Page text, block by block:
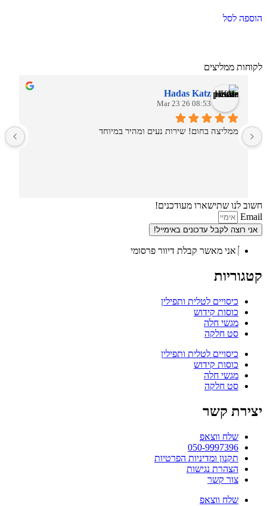
הוספה לסל
לקוחות ממליצים
Hadas Katz
08:53 26 Mar 23
ממליצה בחום! שירות נעים ומהיר במיוחד
חשוב לנו שתישארו מעודכנים!
Email
אני רוצה לקבל עדכונים באימייל!
אני מאשר קבלת דיוור פרסומי
קטגוריות
כיסויים לטלית ותפילין
כוסות קידוש
מגשי חלה
סט חלקה
כיסויים לטלית ותפילין
כוסות קידוש
מגשי חלה
סט חלקה
יצירת קשר
שלח ווצאפ
050-9997396
תקנון ומדיניות הפרטיות
הצהרת נגישות
צור קשר
שלח ווצאפ